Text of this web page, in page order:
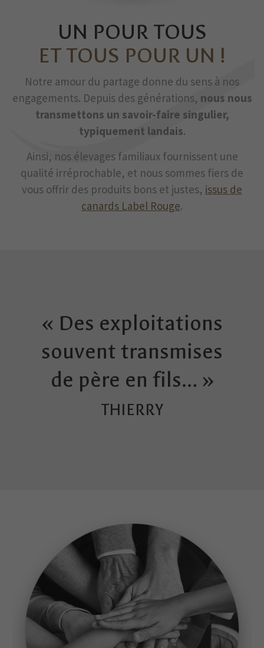
UN POUR TOUS
ET TOUS POUR UN !
Notre amour du partage donne du sens à nos
engagements. Depuis des générations, nous nous
transmettons un savoir-faire singulier,
typiquement landais.
Ainsi, nos élevages familiaux fournissent une
qualité irréprochable, et nous sommes fiers de
vous offrir des produits bons et justes, issus de
canards Label Rouge.
« Des exploitations
souvent transmises
de père en fils… »
THIERRY